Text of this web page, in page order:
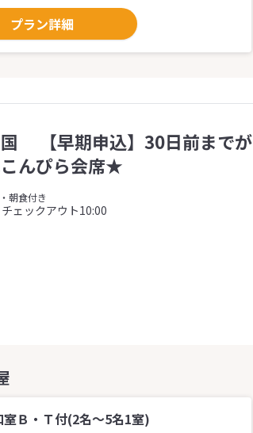
プラン詳細
【早期申込】30日前までが
んぴら会席★
朝食付き
ェックアウト10:00
室Ｂ・Ｔ付(2名～5名1室)